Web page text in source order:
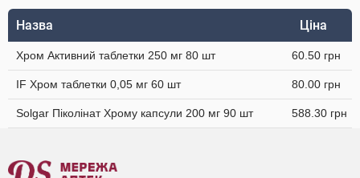
Назва Ціна
Хром Активний таблетки 250 мг 80 шт 60.50 грн
IF Хром таблетки 0,05 мг 60 шт 80.00 грн
Solgar Піколінат Хрому капсули 200 мг 90 шт 588.30 грн